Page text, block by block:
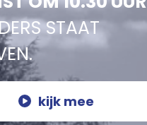
STAAT
kijk mee